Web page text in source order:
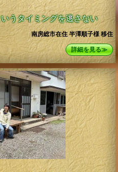
うタイミングを逃さない
南房総市在住 半澤順子様 移住
詳細を見る≫